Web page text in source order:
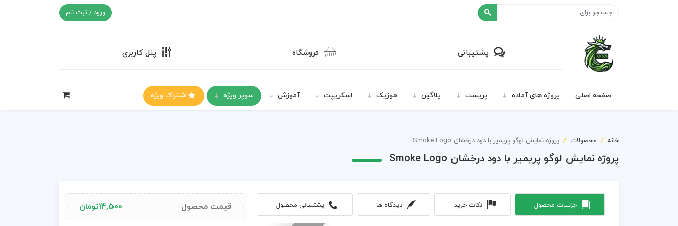
ورود / ثبت نام
پشتیبانی فروشگاه پنل کاربری
صفحه اصلی پروژه های آماده پریست پلاگین موزیک اسکریپت آموزش سوپر ویژه اشتراک ویژه
خانه محصولات پروژه نمایش لوگو پریمیر با دود درخشان Smoke Logo
پروژه نمایش لوگو پریمیر با دود درخشان Smoke Logo
جزئیات محصول نکات خرید دیدگاه ها پشتیبانی محصول قیمت محصول 14,500تومان